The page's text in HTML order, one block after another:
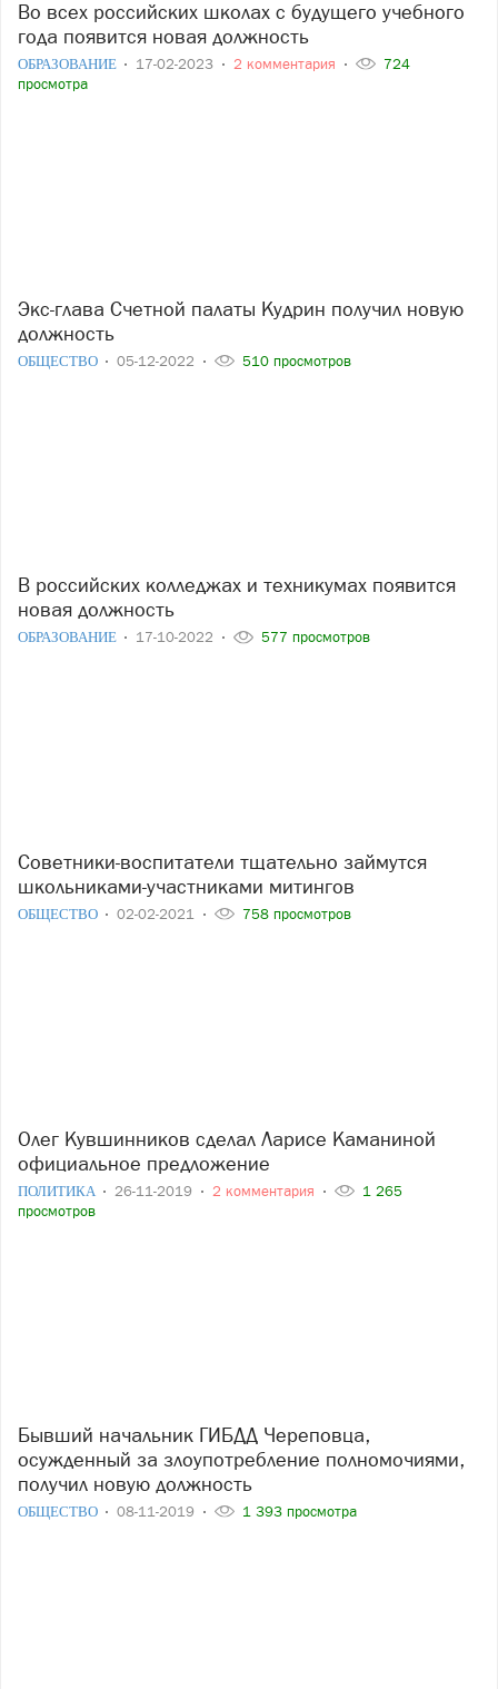
Во всех российских школах с будущего учебного
года появится новая должность
ОБРАЗОВАНИЕ 17-02-2023 2 комментария
724
просмотра
Экс-глава Счетной палаты Кудрин получил новую
должность
ОБЩЕСТВО 05-12-2022 510 просмотров
В российских колледжах и техникумах появится
новая должность
ОБРАЗОВАНИЕ 17-10-2022 577 просмотров
Советники-воспитатели тщательно займутся
школьниками-участниками митингов
ОБЩЕСТВО 02-02-2021 758 просмотров
Олег Кувшинников сделал Ларисе Каманиной
официальное предложение
ПОЛИТИКА 26-11-2019 2 комментария
1 265
просмотров
Бывший начальник ГИБДД Череповца,
осужденный за злоупотребление полномочиями,
получил новую должность
ОБЩЕСТВО 08-11-2019 1 393 просмотра